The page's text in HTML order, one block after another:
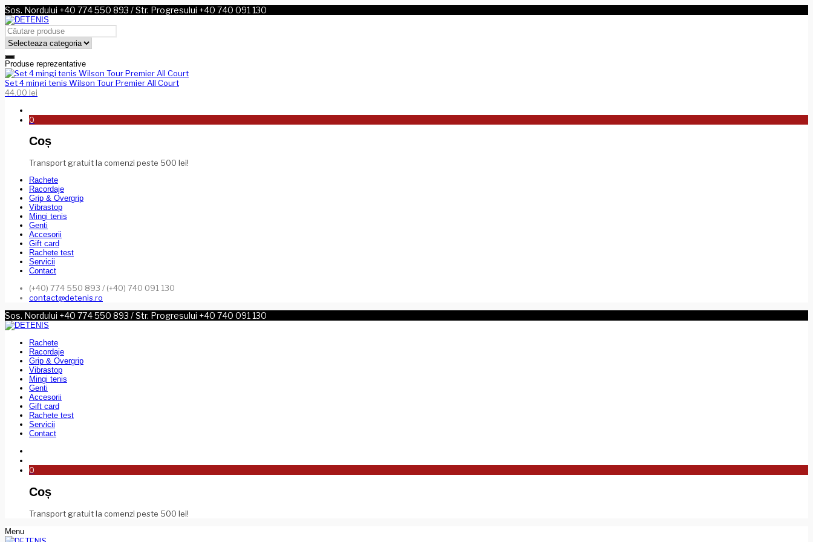
Sos. Nordului +40 774 550 893 / Str. Progresului +40 740 091 130
Produse reprezentative
Set 4 mingi tenis Wilson Tour Premier All Court
44.00 lei
0
Coș
Transport gratuit la comenzi peste 500 lei!
Rachete
Racordaje
Grip & Overgrip
Vibrastop
Mingi tenis
Genti
Accesorii
Gift card
Rachete test
Servicii
Contact
(+40) 774 550 893 / (+40) 740 091 130
contact@detenis.ro
Sos. Nordului +40 774 550 893 / Str. Progresului +40 740 091 130
Rachete
Racordaje
Grip & Overgrip
Vibrastop
Mingi tenis
Genti
Accesorii
Gift card
Rachete test
Servicii
Contact
0
Coș
Transport gratuit la comenzi peste 500 lei!
Menu